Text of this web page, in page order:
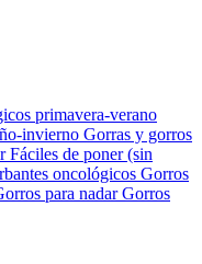
primavera-verano
invierno Gorras y gorros
Fáciles de poner (sin
oncológicos Gorros
para nadarGorros